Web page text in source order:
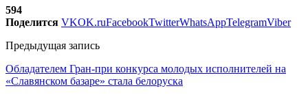
594
Поделится VKOK.ruFacebookTwitterWhatsAppTelegramViber
Предыдущая запись
Обладателем Гран-при конкурса молодых исполнителей на
«Славянском базаре» стала белоруска